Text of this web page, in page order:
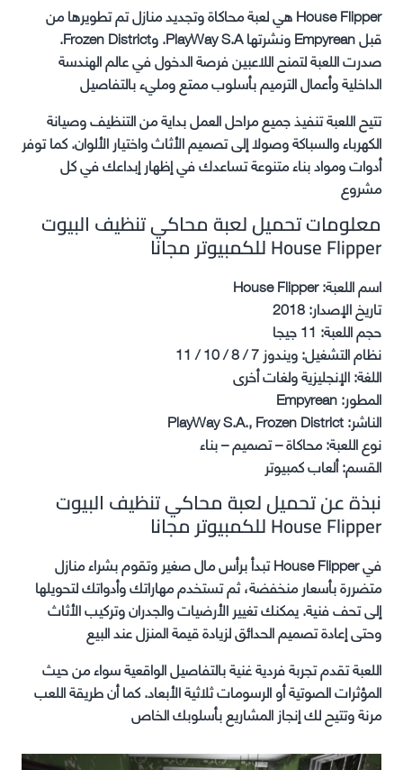
House Flipper هي لعبة محاكاة وتجديد منازل تم تطويرها من
قبل Empyrean ونشرتها PlayWay S.A. وFrozen District.
صدرت اللعبة لتمنح اللاعبين فرصة الدخول في عالم الهندسة
الداخلية وأعمال الترميم بأسلوب ممتع ومليء بالتفاصيل
تتيح اللعبة تنفيذ جميع مراحل العمل بداية من التنظيف وصيانة
الكهرباء والسباكة وصولا إلى تصميم الأثاث واختيار الألوان. كما توفر
أدوات ومواد بناء متنوعة تساعدك في إظهار إبداعك في كل
مشروع
معلومات تحميل لعبة محاكي تنظيف البيوت
House Flipper للكمبيوتر مجانا
اسم اللعبة: House Flipper
تاريخ الإصدار: 2018
حجم اللعبة: 11 جيجا
نظام التشغيل: ويندوز 7 / 8 / 10 / 11
اللغة: الإنجليزية ولغات أخرى
المطور: Empyrean
الناشر: PlayWay S.A., Frozen District
نوع اللعبة: محاكاة – تصميم – بناء
القسم: ألعاب كمبيوتر
نبذة عن تحميل لعبة محاكي تنظيف البيوت
House Flipper للكمبيوتر مجانا
في House Flipper تبدأ برأس مال صغير وتقوم بشراء منازل
متضررة بأسعار منخفضة، ثم تستخدم مهاراتك وأدواتك لتحويلها
إلى تحف فنية. يمكنك تغيير الأرضيات والجدران وتركيب الأثاث
وحتى إعادة تصميم الحدائق لزيادة قيمة المنزل عند البيع
اللعبة تقدم تجربة فردية غنية بالتفاصيل الواقعية سواء من حيث
المؤثرات الصوتية أو الرسومات ثلاثية الأبعاد. كما أن طريقة اللعب
مرنة وتتيح لك إنجاز المشاريع بأسلوبك الخاص